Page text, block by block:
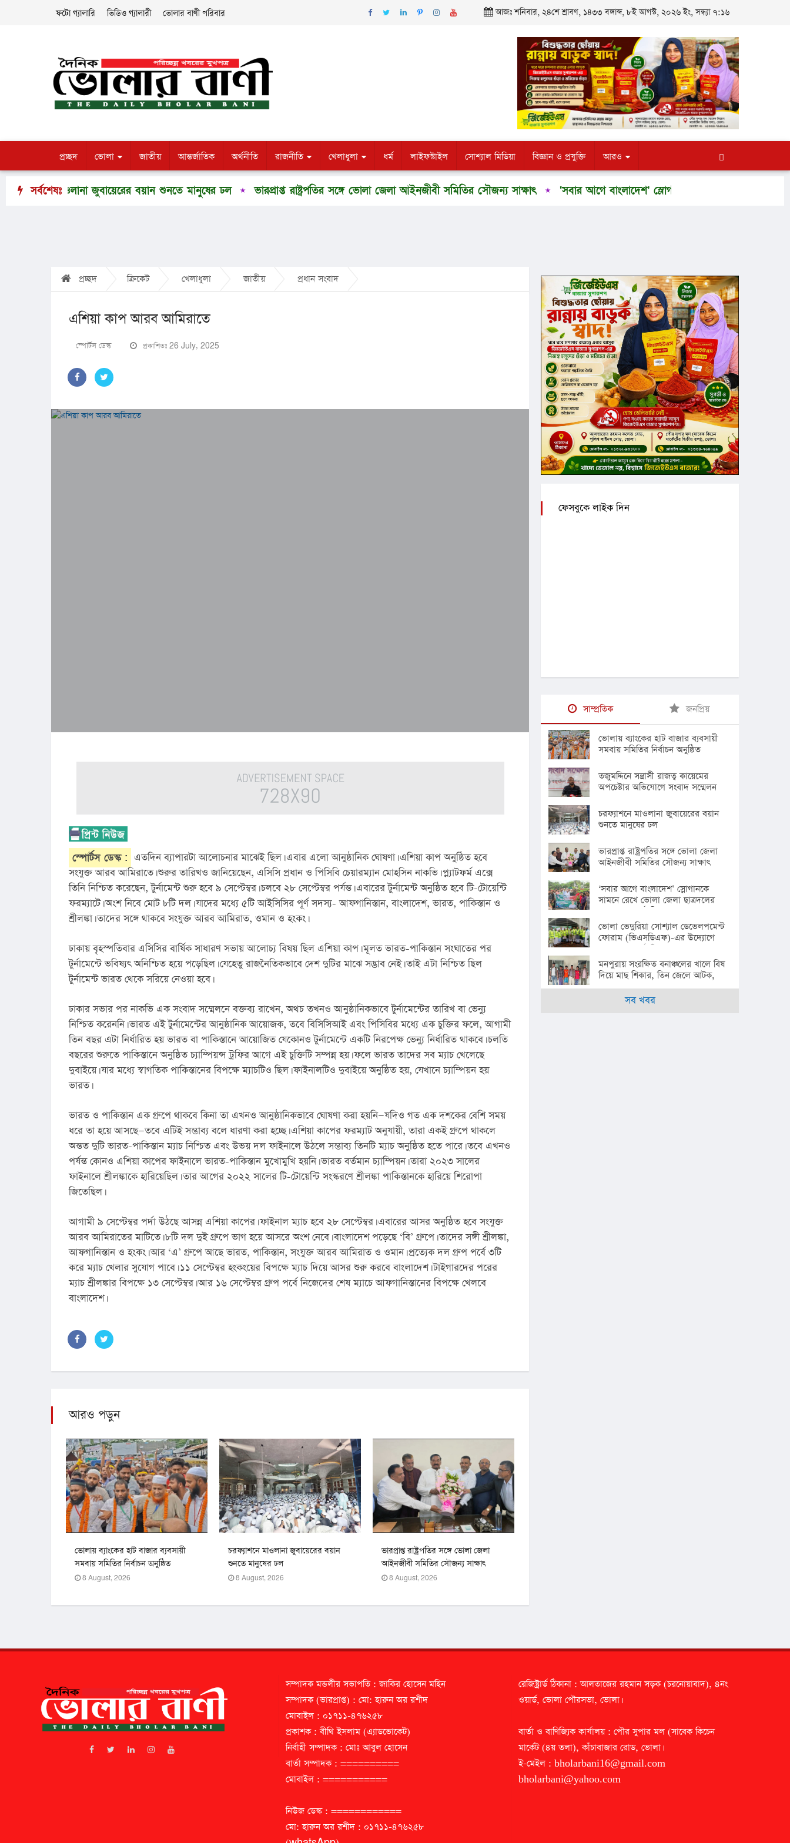
ফটো গ্যালারি ভিডিও গ্যালারী ভোলার বাণী পরিবার আজঃ শনিবার, ২৪শে শ্রাবণ, ১৪৩৩ বঙ্গাব্দ, ৮ই আগস্ট, ২০২৬ ইং, সন্ধ্যা ৭:১৬
প্রচ্ছদ ভোলা জাতীয় আন্তর্জাতিক অর্থনীতি রাজনীতি খেলাধুলা ধর্ম লাইফস্টাইল সোশ্যাল মিডিয়া বিজ্ঞান ও প্রযুক্তি আরও
সর্বশেষঃ
মাওলানা জুবায়েরের বয়ান শুনতে মানুষের ঢল ভারপ্রাপ্ত রাষ্ট্রপতির সঙ্গে ভোলা জেলা আইনজীবী সমিতির সৌজন্য সাক্ষাৎ ‘সবার আগে বাংলাদেশ’ স্লোগানকে সামনে রেখে ভোলা জেলা
প্রচ্ছদ ক্রিকেট খেলাধুলা জাতীয় প্রধান সংবাদ
এশিয়া কাপ আরব আমিরাতে
স্পোর্টস ডেস্ক প্রকাশিতঃ 26 July, 2025
স্পোর্টস ডেস্ক : এতদিন ব্যাপারটা আলোচনার মাঝেই ছিল। এবার এলো আনুষ্ঠানিক ঘোষণা। এশিয়া কাপ অনুষ্ঠিত হবে
সংযুক্ত আরব আমিরাতে। শুরুর তারিখও জানিয়েছেন, এসিসি প্রধান ও পিসিবি চেয়ারম্যান মোহসিন নাকভি। প্ল্যাটফর্ম এক্সে
তিনি নিশ্চিত করেছেন, টুর্নামেন্ট শুরু হবে ৯ সেপ্টেম্বর। চলবে ২৮ সেপ্টেম্বর পর্যন্ত। এবারের টুর্নামেন্ট অনুষ্ঠিত হবে টি-টোয়েন্টি
ফরম্যাটে। অংশ নিবে মোট ৮টি দল। যাদের মধ্যে ৫টি আইসিসির পূর্ণ সদস্য- আফগানিস্তান, বাংলাদেশ, ভারত, পাকিস্তান ও
শ্রীলঙ্কা। তাদের সঙ্গে থাকবে সংযুক্ত আরব আমিরাত, ওমান ও হংকং।
ঢাকায় বৃহস্পতিবার এসিসির বার্ষিক সাধারণ সভায় আলোচ্য বিষয় ছিল এশিয়া কাপ। মূলত ভারত-পাকিস্তান সংঘাতের পর
টুর্নামেন্টে ভবিষ্যৎ অনিশ্চিত হয়ে পড়েছিল। যেহেতু রাজনৈতিকভাবে দেশ দুটির মাঝে সদ্ভাব নেই। তাই এটা নিশ্চিত ছিল
টুর্নামেন্ট ভারত থেকে সরিয়ে নেওয়া হবে।
ঢাকার সভার পর নাকভি এক সংবাদ সম্মেলনে বক্তব্য রাখেন, অথচ তখনও আনুষ্ঠানিকভাবে টুর্নামেন্টের তারিখ বা ভেন্যু
নিশ্চিত করেননি। ভারত এই টুর্নামেন্টের আনুষ্ঠানিক আয়োজক, তবে বিসিসিআই এবং পিসিবির মধ্যে এক চুক্তির ফলে, আগামী
তিন বছর এটা নির্ধারিত হয় ভারত বা পাকিস্তানে আয়োজিত যেকোনও টুর্নামেন্টে একটি নিরপেক্ষ ভেন্যু নির্ধারিত থাকবে। চলতি
বছরের শুরুতে পাকিস্তানে অনুষ্ঠিত চ্যাম্পিয়ন্স ট্রফির আগে এই চুক্তিটি সম্পন্ন হয়। ফলে ভারত তাদের সব ম্যাচ খেলেছে
দুবাইয়ে। যার মধ্যে স্বাগতিক পাকিস্তানের বিপক্ষে ম্যাচটিও ছিল। ফাইনালটিও দুবাইয়ে অনুষ্ঠিত হয়, যেখানে চ্যাম্পিয়ন হয়
ভারত।
ভারত ও পাকিস্তান এক গ্রুপে থাকবে কিনা তা এখনও আনুষ্ঠানিকভাবে ঘোষণা করা হয়নি—যদিও গত এক দশকের বেশি সময়
ধরে তা হয়ে আসছে—তবে এটিই সম্ভাব্য বলে ধারণা করা হচ্ছে। এশিয়া কাপের ফরম্যাট অনুযায়ী, তারা একই গ্রুপে থাকলে
অন্তত দুটি ভারত-পাকিস্তান ম্যাচ নিশ্চিত এবং উভয় দল ফাইনালে উঠলে সম্ভাব্য তিনটি ম্যাচ অনুষ্ঠিত হতে পারে। তবে এখনও
পর্যন্ত কোনও এশিয়া কাপের ফাইনালে ভারত-পাকিস্তান মুখোমুখি হয়নি। ভারত বর্তমান চ্যাম্পিয়ন। তারা ২০২৩ সালের
ফাইনালে শ্রীলঙ্কাকে হারিয়েছিল। তার আগের ২০২২ সালের টি-টোয়েন্টি সংস্করণে শ্রীলঙ্কা পাকিস্তানকে হারিয়ে শিরোপা
জিতেছিল।
আগামী ৯ সেপ্টেম্বর পর্দা উঠছে আসন্ন এশিয়া কাপের। ফাইনাল ম্যাচ হবে ২৮ সেপ্টেম্বর। এবারের আসর অনুষ্ঠিত হবে সংযুক্ত
আরব আমিরাতের মাটিতে। ৮টি দল দুই গ্রুপে ভাগ হয়ে আসরে অংশ নেবে। বাংলাদেশ পড়েছে ‘বি’ গ্রুপে। তাদের সঙ্গী শ্রীলঙ্কা,
আফগানিস্তান ও হংকং। আর ‘এ’ গ্রুপে আছে ভারত, পাকিস্তান, সংযুক্ত আরব আমিরাত ও ওমান। প্রত্যেক দল গ্রুপ পর্বে ৩টি
করে ম্যাচ খেলার সুযোগ পাবে। ১১ সেপ্টেম্বর হংকংয়ের বিপক্ষে ম্যাচ দিয়ে আসর শুরু করবে বাংলাদেশ। টাইগারদের পরের
ম্যাচ শ্রীলঙ্কার বিপক্ষে ১৩ সেপ্টেম্বর। আর ১৬ সেপ্টেম্বর গ্রুপ পর্বে নিজেদের শেষ ম্যাচে আফগানিস্তানের বিপক্ষে খেলবে
বাংলাদেশ।
আরও পড়ুন
ভোলায় ব্যাংকের হাট বাজার ব্যবসায়ী
সমবায় সমিতির নির্বাচন অনুষ্ঠিত
8 August, 2026
চরফ্যাশনে মাওলানা জুবায়েরের বয়ান
শুনতে মানুষের ঢল
8 August, 2026
ভারপ্রাপ্ত রাষ্ট্রপতির সঙ্গে ভোলা জেলা
আইনজীবী সমিতির সৌজন্য সাক্ষাৎ
8 August, 2026
ফেসবুকে লাইক দিন
সাম্প্রতিক জনপ্রিয়
ভোলায় ব্যাংকের হাট বাজার ব্যবসায়ী
সমবায় সমিতির নির্বাচন অনুষ্ঠিত
তজুমদ্দিনে সন্ত্রাসী রাজত্ব কায়েমের
অপচেষ্টার অভিযোগে সংবাদ সম্মেলন
চরফ্যাশনে মাওলানা জুবায়েরের বয়ান
শুনতে মানুষের ঢল
ভারপ্রাপ্ত রাষ্ট্রপতির সঙ্গে ভোলা জেলা
আইনজীবী সমিতির সৌজন্য সাক্ষাৎ
‘সবার আগে বাংলাদেশ’ স্লোগানকে
সামনে রেখে ভোলা জেলা ছাত্রদলের
বৃক্ষরোপণ কর্মসূচি
ভোলা ভেদুরিয়া সোশ্যাল ডেভেলপমেন্ট
ফোরাম (ভিএসডিএফ)-এর উদ্যোগে
বৃক্ষরোপণ কর্মসূচি পালন
মনপুরায় সংরক্ষিত বনাঞ্চলের খালে বিষ
দিয়ে মাছ শিকার, তিন জেলে আটক,
জেল হাজতে প্রেরণ
সব খবর
সম্পাদক মন্ডলীর সভাপতি : জাকির হোসেন মহিন
সম্পাদক (ভারপ্রাপ্ত) : মো: হারুন অর রশীদ
মোবাইল : ০১৭১১-৪৭৬২৫৮
প্রকাশক : বীথি ইসলাম (এ্যাডভোকেট)
নির্বাহী সম্পাদক : মোঃ আবুল হোসেন
বার্তা সম্পাদক : ==========
মোবাইল : ===========
নিউজ ডেস্ক : ============
মো: হারুন অর রশীদ : ০১৭১১-৪৭৬২৫৮
রেজিষ্ট্রার্ড ঠিকানা : আলতাজের রহমান সড়ক (চরনোয়াবাদ), ৪নং
ওয়ার্ড, ভোলা পৌরসভা, ভোলা।
বার্তা ও বাণিজ্যিক কার্যালয় : পৌর সুপার মল (সাবেক কিচেন
মার্কেট (৪য় তলা), কাঁচাবাজার রোড, ভোলা।
ই-মেইল :bholarbani16@gmail.com
bholarbani@yahoo.com